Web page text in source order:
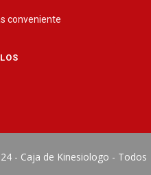
conveniente
- Caja de Kinesiologo - Todos